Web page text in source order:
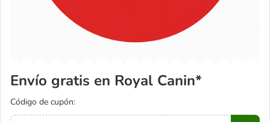
Envío gratis en Royal Canin*
Código de cupón: